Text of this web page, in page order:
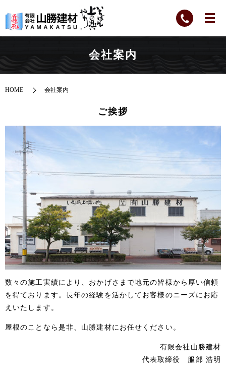
会社案内
HOME 会社案内
ご挨拶
数々の施工実績により、おかげさまで地元の皆様から厚い信頼
を得ております。長年の経験を活かしてお客様のニーズにお応
えいたします。
屋根のことなら是非、山勝建材にお任せください。
有限会社山勝建材
代表取締役 服部 浩明